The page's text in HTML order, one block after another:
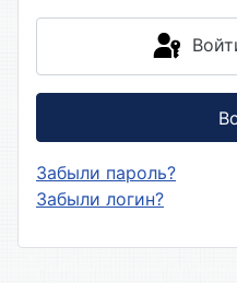
Забыли пароль?
Забыли логин?